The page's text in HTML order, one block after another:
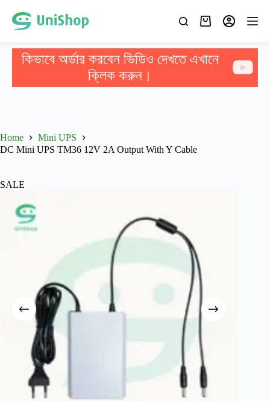
কিভাবে অর্ডার করবেন ভিডিও দেখতে এখানে
ক্লিক করুন।
Home
Mini UPS
DC Mini UPS TM36 12V 2A Output With Y Cable
SALE